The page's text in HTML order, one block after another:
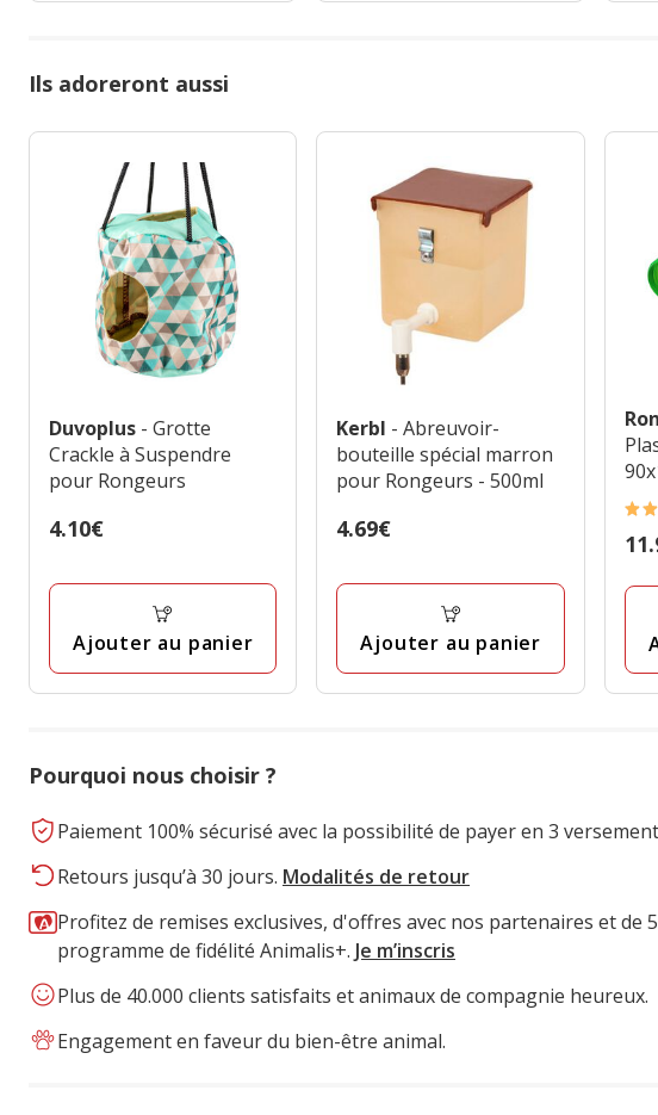
Ils adoreront aussi
Duvoplus - Grotte
Crackle à Suspendre
pour Rongeurs
Prix
4.10€
Ajouter au panier
Kerbl - Abreuvoir-
bouteille spécial marron
pour Rongeurs - 500ml
Prix
4.69€
Ajouter au panier
4.4
avis
Prix
Pourquoi nous choisir ?
Paiement 100% sécurisé avec la possibilité de payer en 3
Retours jusqu’à 30 jours. Modalités de retour
Profitez de remises exclusives, d'offres avec nos partenaires et de
programme de fidélité Animalis+. Je m’inscris
Plus de 40.000 clients satisfaits et animaux de compagnie heureux.
Engagement en faveur du bien-être animal.